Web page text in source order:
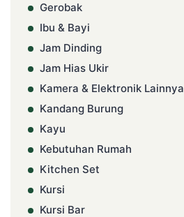
Gerobak
Ibu & Bayi
Jam Dinding
Jam Hias Ukir
Kamera & Elektronik Lainnya
Kandang Burung
Kayu
Kebutuhan Rumah
Kitchen Set
Kursi
Kursi Bar